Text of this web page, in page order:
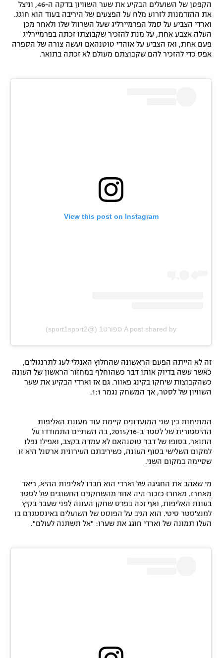
מדיניות פרטיות
תקנון פעילות ספורט 1
גיימינג E-Sports
הקפטן של השועלים הבקיע את שער השוויון בדקה ה-46, וניצל
את ההזדמנות לזרוע מלח על הפצעים של היריבה בעוד הוא חוגג.
וארדי הצביע על סמל הפרמיירליג שעל השרוול שלו ולאחר מכן
העלה אצבע אחת, על מנת להזכיר שקבוצתו זכתה בפרמיירליג
פעם אחת, ואז הצביע על אוהדי טוטנהאם ועשה צורה של הספרה
אפס כדי להזכיר להם שקבוצתם מעולם לא זכתה בתואר.
View this post on Instagram
A post shared by ספורט1 (@sport1sport2)
זה לא הייתה הפעם הראשונה שהחלוץ האנגלי לעג לתרנגולים,
כאשר עשה בדיוק אותו דבר כשהוחלף במחזור הראשון של העונה
כשהקבוצות שיחקו בקינג פאוור. גם אז וארדי הבקיע את שער
השוויון של לסטר, אך המשחק נגמר 1:1.
המתיחות בין שני המועדונים קיימת עוד מעונת האליפות
ההיסטורית של לסטר ב-2015/16, בה השתיים התמודדו על
התואר. בסופו של דבר טוטנהאם לא עמדה בקצב, ואפילו נפלו
למקום השלישי בסוף העונה, כשיריבתם העירונית ארסנל היא זו
שסיימה במקום השני.
מי שאהב את החגיגה של וארדי הוא חברו לאליפות ההיא, ריאד
מאחרז. מאחרז כזכור היה אחד מהשחקנים החשובים של לסטר
בעונת האליפות, ואף זכה בפרס שחקן העונה לפני שעבר בקיץ
למנצ'סטר סיטי. הוא הגיב על הפוסט של השועלים באינסטגרם בו
העלו תמונה של וארדי חוגג את שערו: "אל תשתנה לעולם".